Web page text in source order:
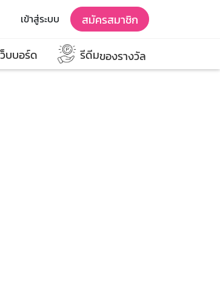
เข้าสู่ระบบ สมัครสมาชิก
บบอร์ด รีดีมของรางวัล